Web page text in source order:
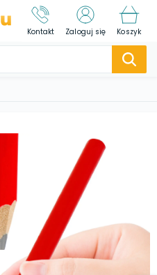
Kontakt Zaloguj się Koszyk